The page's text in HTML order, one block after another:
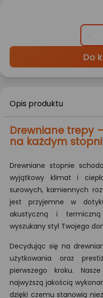
Do
Opis produktu
Drewniane trepy
na każdym
Drewniane stopnie
wyjątkowy klimat i
surowych, kamiennych
jest przyjemne w
akustyczną i
wyszukany styl Twojego
Decydując się na
użytkowania oraz
pierwszego kroku.
najwyższą jakością
dzięki czemu stanowią